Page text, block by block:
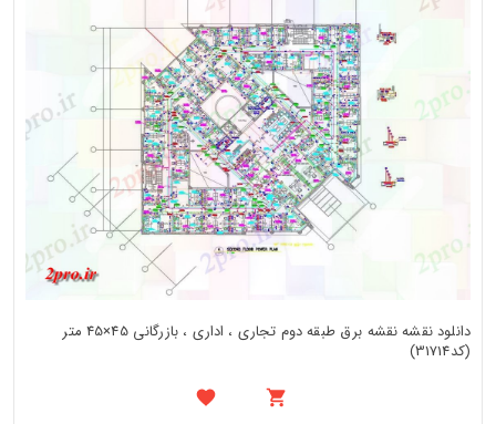
دانلود نقشه نقشه برق طبقه دوم تجاری ، اداری ، بازرگانی 45×45 متر
(کد31714)